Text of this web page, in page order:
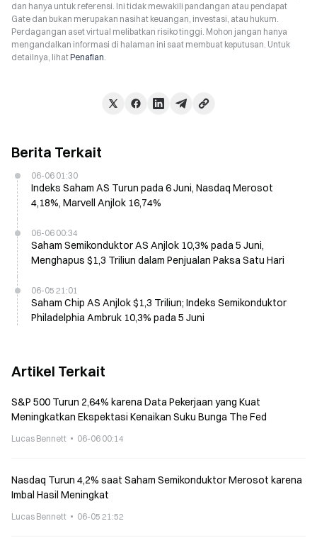
dan hanya untuk referensi. Ini tidak mewakili pandangan atau pendapat
Gate dan bukan merupakan nasihat keuangan, investasi, atau hukum.
Perdagangan aset virtual melibatkan risiko tinggi. Mohon jangan hanya
mengandalkan informasi di halaman ini saat membuat keputusan. Untuk
detailnya, lihatPenafian.
Berita Terkait
06-06 01:30
Indeks Saham AS Turun pada 6 Juni, Nasdaq Merosot
4,18%, Marvell Anjlok 16,74%
06-06 00:34
Saham Semikonduktor AS Anjlok 10,3% pada 5 Juni,
Menghapus $1,3 Triliun dalam Penjualan Paksa Satu Hari
06-05 21:01
Saham Chip AS Anjlok $1,3 Triliun; Indeks Semikonduktor
Philadelphia Ambruk 10,3% pada 5 Juni
Artikel Terkait
S&P 500 Turun 2,64% karena Data Pekerjaan yang Kuat
Meningkatkan Ekspektasi Kenaikan Suku Bunga The Fed
Lucas Bennett 06-06 00:14
Nasdaq Turun 4,2% saat Saham Semikonduktor Merosot karena
Imbal Hasil Meningkat
Lucas Bennett 06-05 21:52